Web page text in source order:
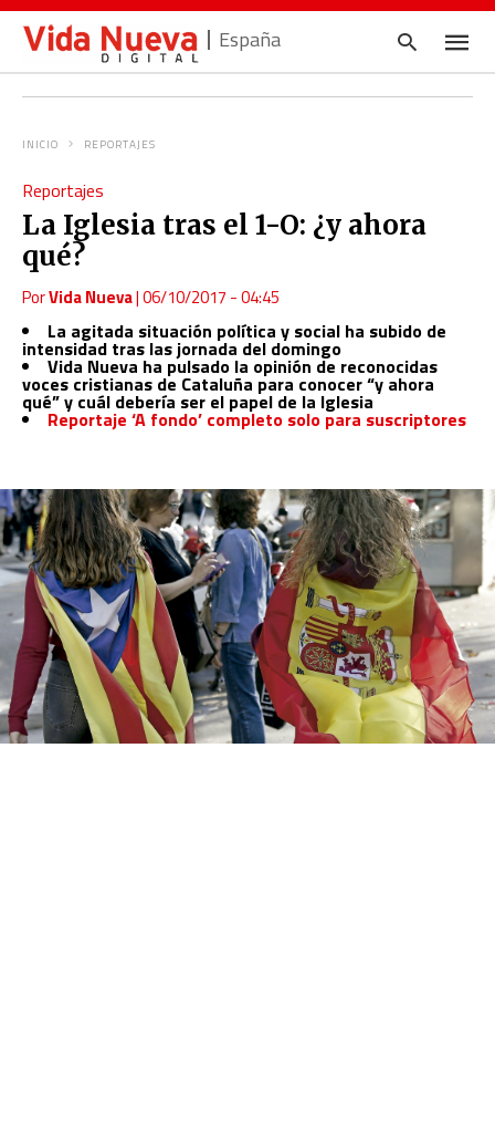
España
INICIO REPORTAJES
Reportajes
La Iglesia tras el 1-O: ¿y ahora
qué?
PorVida Nueva|06/10/2017 - 04:45
La agitada situación política y social ha subido de
intensidad tras las jornada del domingo
Vida Nueva ha pulsado la opinión de reconocidas
voces cristianas de Cataluña para conocer “y ahora
qué” y cuál debería ser el papel de la Iglesia
Reportaje ‘A fondo’ completo solo para suscriptores